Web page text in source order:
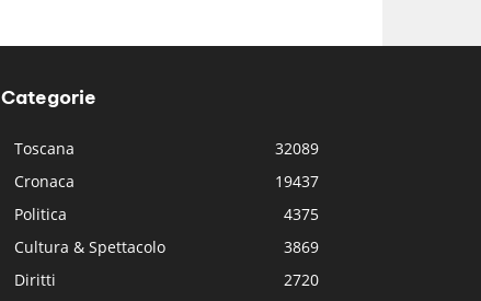
Categorie
Toscana
32089
Cronaca
19437
Politica
4375
Cultura & Spettacolo
3869
Diritti
2720